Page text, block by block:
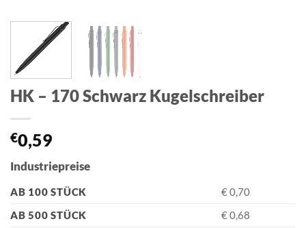
HK – 170 Schwarz Kugelschreiber
€0,59
Industriepreise
AB 100 STÜCK
€ 0,70
AB 500 STÜCK
€ 0,68